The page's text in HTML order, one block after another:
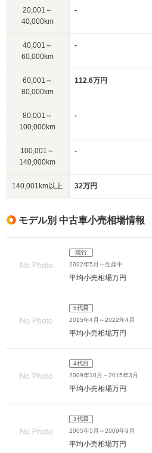
20,001～
40,000km
-
40,001～
60,000km
-
60,001～
80,000km
112.6万円
80,001～
100,000km
-
100,001～
140,000km
-
140,001km以上 32万円
モデル別 中古車小売相場情報
現行
2022年5月～生産中
平均小売相場万円
5代目
2015年4月～2022年4月
平均小売相場万円
4代目
2009年10月～2015年3月
平均小売相場万円
3代目
2005年5月～2009年9月
平均小売相場万円